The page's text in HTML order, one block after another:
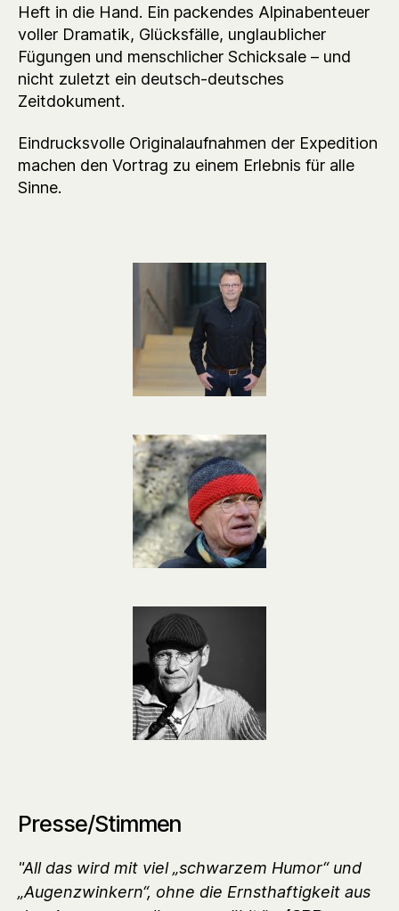
Heft in die Hand. Ein packendes Alpinabenteuer
voller Dramatik, Glücksfälle, unglaublicher
Fügungen und menschlicher Schicksale – und
nicht zuletzt ein deutsch-deutsches
Zeitdokument.
Eindrucksvolle Originalaufnahmen der Expedition
machen den Vortrag zu einem Erlebnis für alle
Sinne.
Presse/Stimmen
"All das wird mit viel „schwarzem Humor“ und
„Augenzwinkern“, ohne die Ernsthaftigkeit aus